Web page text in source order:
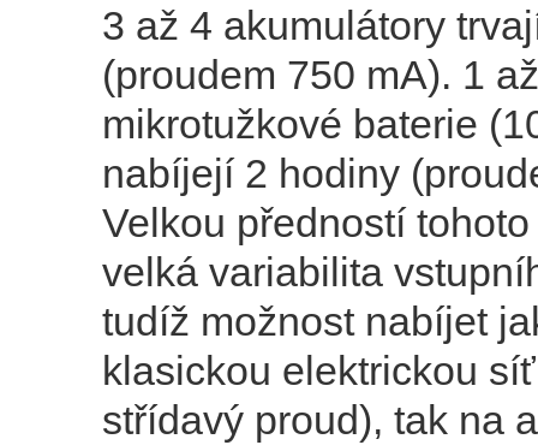
3 až 4 akumulátory
(proudem 750 mA). 1
mikrotužkové baterie
nabíjejí 2 hodiny
Velkou předností
velká variabilita
tudíž možnost nabíjet
klasickou elektrickou
střídavý proud), tak na